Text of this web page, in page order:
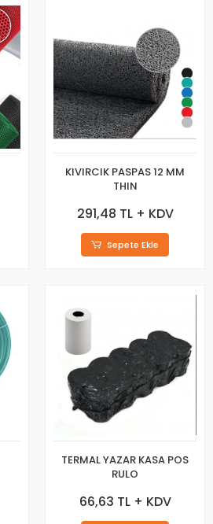
KIVIRCIK PASPAS 12 MM
THIN
291,48 TL + KDV
Sepete Ekle
TERMAL YAZAR KASA POS
RULO
66,63 TL + KDV